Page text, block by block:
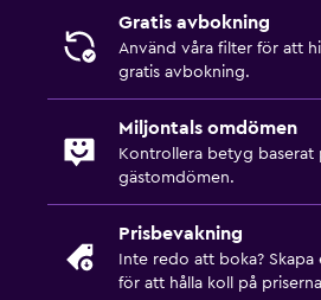
Gratis avbokning
Använd våra filter för att
gratis avbokning.
Miljontals omdömen
Kontrollera betyg baserat
gästomdömen.
Prisbevakning
Inte redo att boka? Skapa
för att hålla koll på